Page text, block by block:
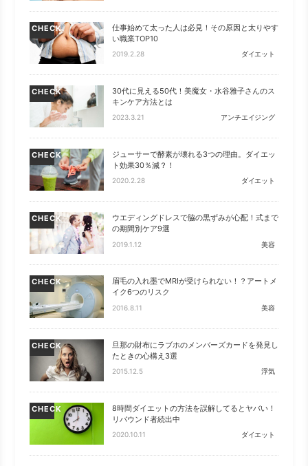
CHECK
仕事始めて太った人は必見！その原因と太りやす
い職業TOP10
2019.2.28 ダイエット
CHECK
30代に見える50代！美魔女・水谷雅子さんのス
キンケア方法とは
2023.3.21 アンチエイジング
CHECK
ジューサーで酵素が壊れる3つの理由。ダイエッ
ト効果30％減？！
2020.2.28 ダイエット
CHECK
ウエディングドレスで脇の黒ずみが心配！式まで
の期間別ケア9選
2019.1.12 美容
CHECK
眉毛の入れ墨でMRIが受けられない！？アートメ
イク6つのリスク
2016.8.11 美容
CHECK
旦那の財布にラブホのメンバーズカードを発見し
たときの心構え3選
2015.12.5 浮気
CHECK
8時間ダイエットの方法を誤解してるとヤバい！
リバウンド者続出中
2020.10.11 ダイエット